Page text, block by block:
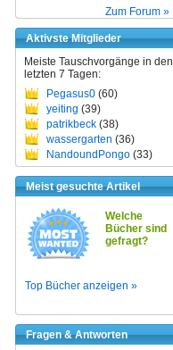
Zum Forum »
Aktivste Mitglieder
Meiste Tauschvorgänge in den
letzten 7 Tagen:
Pegasus0 (60)
yeiting (39)
patrikbeck (38)
wassergarten (36)
NandoundPongo (33)
Meist gesuchte Artikel
Welche
Bücher sind
gefragt?
Top Bücher anzeigen »
Fragen & Antworten